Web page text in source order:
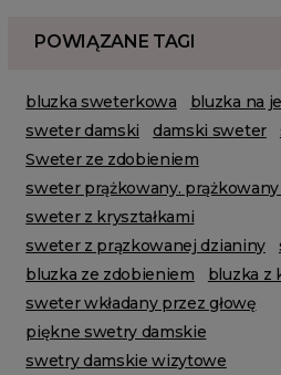
POWIĄZANE TAGI
bluzka sweterkowa
bluzka na
sweter damski
damski sweter
Sweter ze zdobieniem
sweter prążkowany.
sweter z kryształkami
sweter z prązkowanej dzianiny
bluzka ze zdobieniem
bluzka z
sweter wkładany przez głowę
piękne swetry damskie
swetry damskie wizytowe